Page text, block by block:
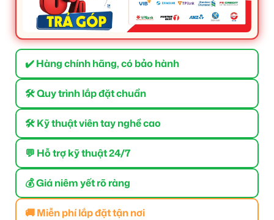
✔️ Hàng chính hãng, có bảo hành
🛠 Quy trình lắp đặt chuẩn
🛠 Kỹ thuật viên tay nghề cao
💬 Hỗ trợ kỹ thuật 24/7
💰 Giá niêm yết rõ ràng
🚚 Miễn phí lắp đặt tận nơi